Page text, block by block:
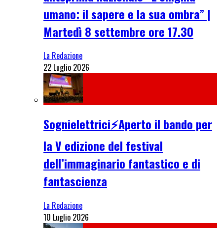
umano: il sapere e la sua ombra” |
Martedì 8 settembre ore 17.30
La Redazione
22 Luglio 2026
Sognielettrici⚡Aperto il bando per
la V edizione del festival
dell’immaginario fantastico e di
fantascienza
La Redazione
10 Luglio 2026